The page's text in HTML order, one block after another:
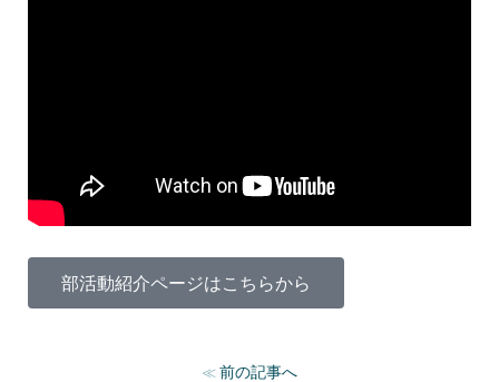
部活動紹介ページはこちらから
≪ 前の記事へ